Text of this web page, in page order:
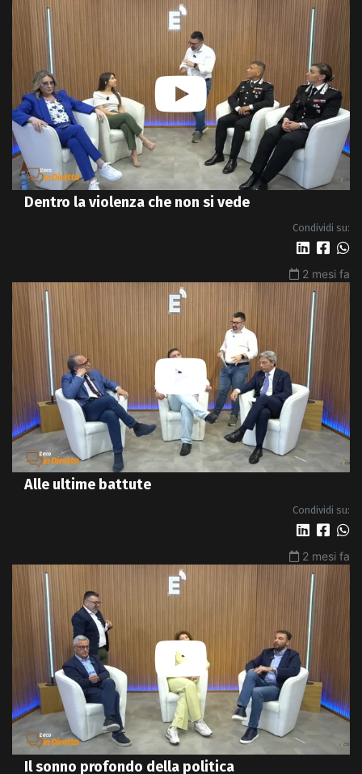
Dentro la violenza che non si vede
Condividi su:
2 mesi fa
Alle ultime battute
Condividi su:
2 mesi fa
Il sonno profondo della politica